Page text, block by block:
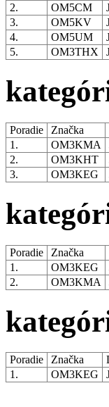
2.
OM5CM
3.
OM5KV
4.
OM5UM
5.
OM3THX
Poradie Značka
1.
OM3KMA
2.
OM3KHT
3.
OM3KEG
Poradie Značka
1.
OM3KEG
2.
OM3KMA
Poradie Značka
1.
OM3KEG